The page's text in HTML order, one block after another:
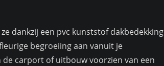
dankzij een pvc kunststof dakbedekking
begroeiing aan vanuit je
carport of uitbouw voorzien van een